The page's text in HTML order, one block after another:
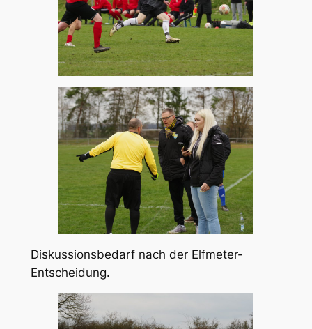
Diskussionsbedarf nach der Elfmeter-
Entscheidung.